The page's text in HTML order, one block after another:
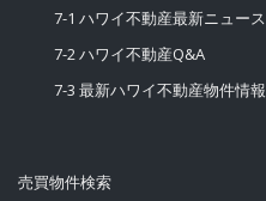
7-1 ハワイ不動産最新ニュース
7-2 ハワイ不動産Q&A
7-3 最新ハワイ不動産物件情報
売買物件検索